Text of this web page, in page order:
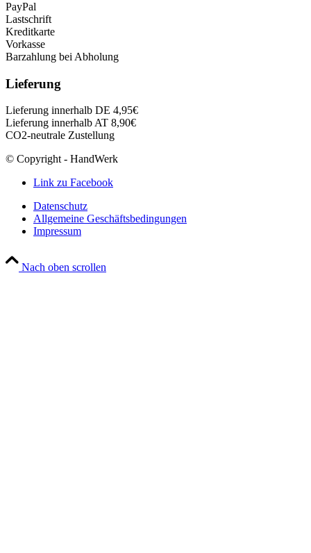
PayPal
Lastschrift
Kreditkarte
Vorkasse
Barzahlung bei Abholung
Lieferung
Lieferung innerhalb DE 4,95€
Lieferung innerhalb AT 8,90€
CO2-neutrale Zustellung
© Copyright - HandWerk
Link zu Facebook
Datenschutz
Allgemeine Geschäftsbedingungen
Impressum
Nach oben scrollen